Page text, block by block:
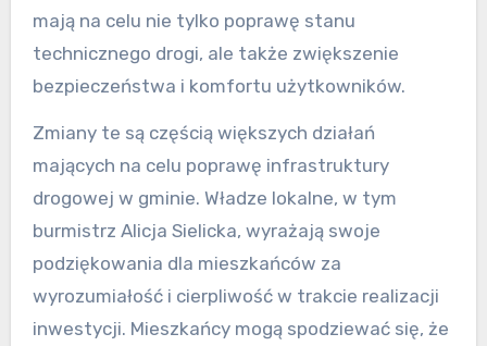
mają na celu nie tylko poprawę stanu
technicznego drogi, ale także zwiększenie
bezpieczeństwa i komfortu użytkowników.
Zmiany te są częścią większych działań
mających na celu poprawę infrastruktury
drogowej w gminie. Władze lokalne, w tym
burmistrz Alicja Sielicka, wyrażają swoje
podziękowania dla mieszkańców za
wyrozumiałość i cierpliwość w trakcie realizacji
inwestycji. Mieszkańcy mogą spodziewać się, że